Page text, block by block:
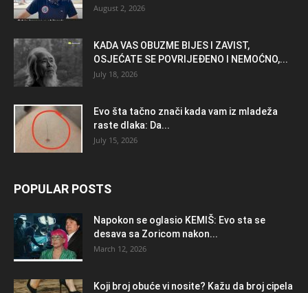
August 2, 2026
KADA VAS OBUZME BIJES I ZAVIST,
OSJEĆATE SE POVRIJEĐENO I NEMOĆNO,...
July 18, 2026
Evo šta tačno znači kada vam iz mladeža
raste dlaka: Da...
July 15, 2026
POPULAR POSTS
Napokon se oglasio KEMlŠ: Evo sta se
desava sa Zoricom nakon...
March 12, 2026
Koji broj obuće vi nosite? Kažu da broj cipela